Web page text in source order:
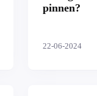
pinnen?
22-06-2024